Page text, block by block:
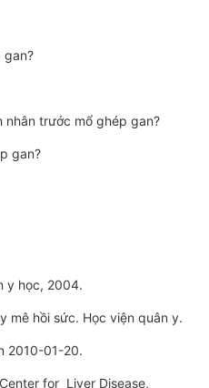
gan?
nhân trước mổ ghép gan?
gan?
y học, 2004.
mê hồi sức. Học viện quân y.
2010-01-20.
for Liver Disease,